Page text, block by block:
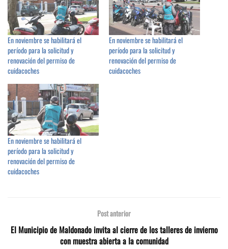
En noviembre se habilitará el
período para la solicitud y
renovación del permiso de
cuidacoches
En noviembre se habilitará el
período para la solicitud y
renovación del permiso de
cuidacoches
En noviembre se habilitará el
período para la solicitud y
renovación del permiso de
cuidacoches
Post anterior
El Municipio de Maldonado invita al cierre de los talleres de invierno
con muestra abierta a la comunidad